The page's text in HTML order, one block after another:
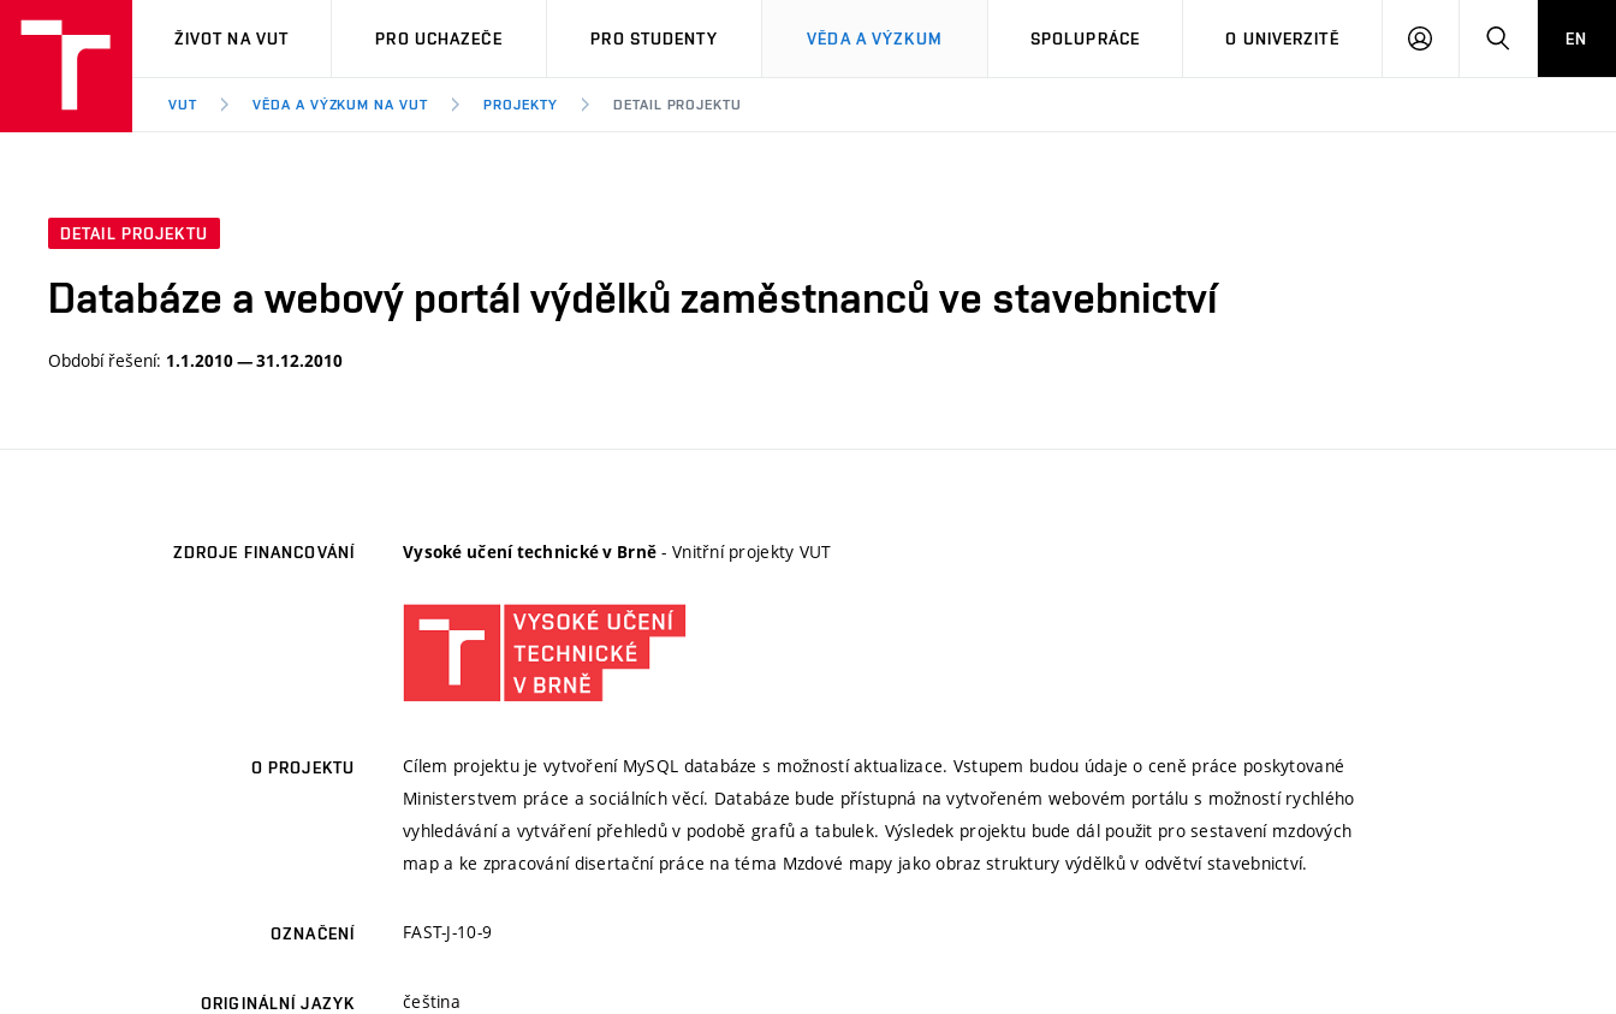
VUT
ŽIVOT NA VUT PRO UCHAZEČE PRO STUDENTY VĚDA A VÝZKUM SPOLUPRÁCE O UNIVERZITĚ
PŘIHLÁSIT HLEDATEN
VUT VĚDA A VÝZKUM NA VUT PROJEKTY DETAIL PROJEKTU
DETAIL PROJEKTU
Databáze a webový portál výdělků zaměstnanců ve stavebnictví
Období řešení: 1.1.2010 — 31.12.2010
ZDROJE FINANCOVÁNÍ Vysoké učení technické v Brně - Vnitřní projekty VUT
O PROJEKTU
Cílem projektu je vytvoření MySQL databáze s možností aktualizace. Vstupem budou údaje o ceně práce poskytované
Ministerstvem práce a sociálních věcí. Databáze bude přístupná na vytvořeném webovém portálu s možností rychlého
vyhledávání a vytváření přehledů v podobě grafů a tabulek. Výsledek projektu bude dál použit pro sestavení mzdových
map a ke zpracování disertační práce na téma Mzdové mapy jako obraz struktury výdělků v odvětví stavebnictví.
OZNAČENÍ FAST-J-10-9
ORIGINÁLNÍ JAZYK čeština